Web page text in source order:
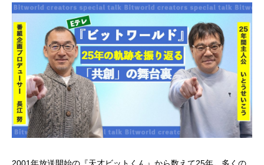
2001年放送開始の『天才ビットくん』から数えて25年。多くの